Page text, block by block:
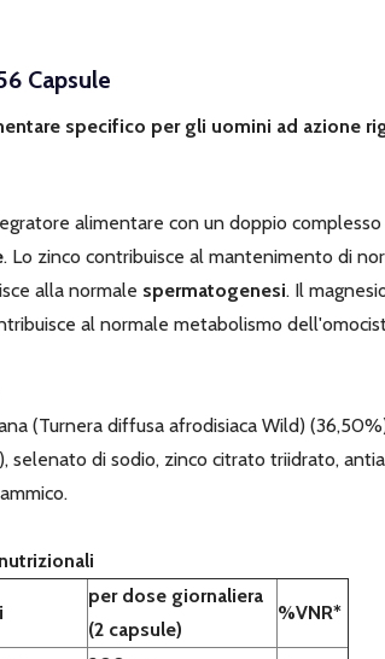
Capsule
specifico per gli uomini ad azione
alimentare con un doppio
. Lo zinco contribuisce al mantenimento di
alla normale spermatogenesi. Il
al normale metabolismo
(Turnera diffusa afrodisiaca Wild)
selenato di sodio, zinco citrato triidrato,
per dose giornaliera
(2 capsule)
%VNR*